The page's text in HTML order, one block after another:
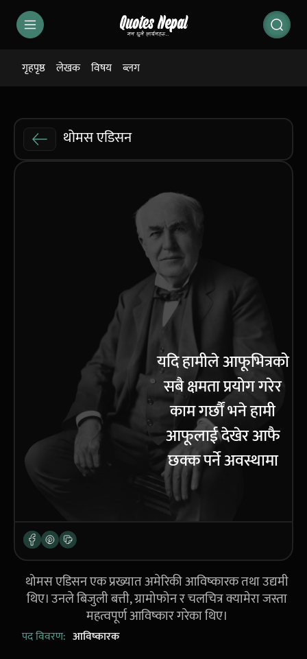
गृहपृष्ठ लेखक विषय ब्लग
थोमस एडिसन
यदि हामीले आफूभित्रको
सबै क्षमता प्रयोग गरेर
काम गर्छौं भने हामी
आफूलाई देखेर आफै
छक्क पर्ने अवस्थामा
थोमस एडिसन एक प्रख्यात अमेरिकी आविष्कारक तथा उद्यमी
थिए। उनले बिजुली बत्ती, ग्रामोफोन र चलचित्र क्यामेरा जस्ता
महत्वपूर्ण आविष्कार गरेका थिए।
पद विवरण: आविष्कारक